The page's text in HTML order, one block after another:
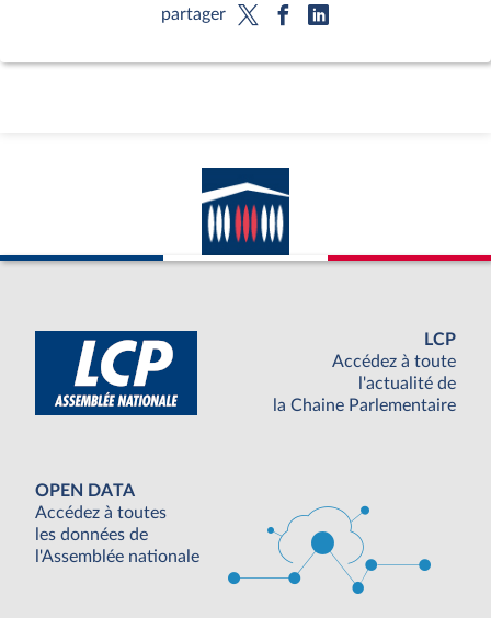
partager
LCP
Accédez à toute
l'actualité de
la Chaine Parlementaire
OPEN DATA
Accédez à toutes
les données de
l'Assemblée nationale